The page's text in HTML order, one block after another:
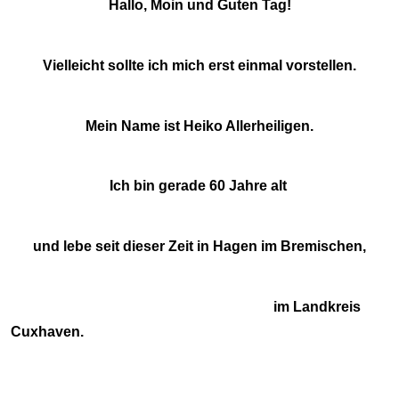
Mister Godseys Hupe
Bauer, Dame, König, Knast?
Presse
Hallo, Moin und Guten Tag!
Vielleicht sollte ich mich erst einmal vorstellen.
Mein Name ist Heiko Allerheiligen.
Ich bin gerade 60 Jahre alt
und lebe seit dieser Zeit in Hagen im Bremischen,
im Landkreis
Cuxhaven.